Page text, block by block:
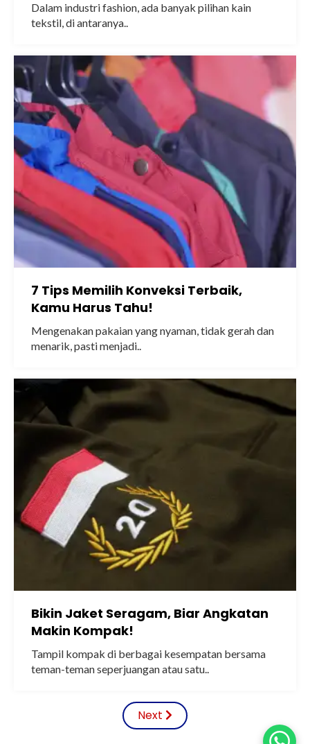
Dalam industri fashion, ada banyak pilihan kain
tekstil, di antaranya..
7 Tips Memilih Konveksi Terbaik,
Kamu Harus Tahu!
Mengenakan pakaian yang nyaman, tidak gerah dan
menarik, pasti menjadi..
Bikin Jaket Seragam, Biar Angkatan
Makin Kompak!
Tampil kompak di berbagai kesempatan bersama
teman-teman seperjuangan atau satu..
Next